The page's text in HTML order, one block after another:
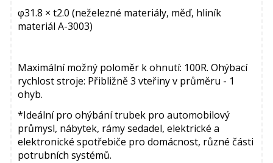
φ31.8 × t2.0 (neželezné materiály, měď, hliník
materiál A-3003)
Maximální možný poloměr k ohnutí: 100R. Ohýbací
rychlost stroje: Přibližně 3 vteřiny v průměru - 1
ohyb.
*Ideální pro ohýbání trubek pro automobilový
průmysl, nábytek, rámy sedadel, elektrické a
elektronické spotřebiče pro domácnost, různé části
potrubních systémů.